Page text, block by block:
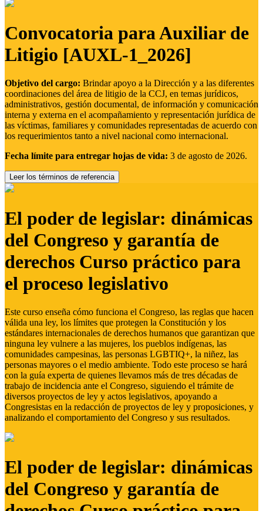
Convocatoria para Auxiliar de
Litigio [AUXL-1_2026]
Objetivo del cargo: Brindar apoyo a la Dirección y a las diferentes
coordinaciones del área de litigio de la CCJ, en temas jurídicos,
administrativos, gestión documental, de información y comunicación
interna y externa en el acompañamiento y representación jurídica de
las víctimas, familiares y comunidades representadas de acuerdo con
los requerimientos tanto a nivel nacional como internacional.
Fecha límite para entregar hojas de vida: 3 de agosto de 2026.
Leer los términos de referencia
El poder de legislar: dinámicas
del Congreso y garantía de
derechos Curso práctico para
el proceso legislativo
Este curso enseña cómo funciona el Congreso, las reglas que hacen
válida una ley, los límites que protegen la Constitución y los
estándares internacionales de derechos humanos que garantizan que
ninguna ley vulnere a las mujeres, los pueblos indígenas, las
comunidades campesinas, las personas LGBTIQ+, la niñez, las
personas mayores o el medio ambiente. Todo este proceso se hará
con la guía experta de quienes llevamos más de tres décadas de
trabajo de incidencia ante el Congreso, siguiendo el trámite de
diversos proyectos de ley y actos legislativos, apoyando a
Congresistas en la redacción de proyectos de ley y proposiciones, y
analizando el comportamiento del Congreso y sus resultados.
El poder de legislar: dinámicas
del Congreso y garantía de